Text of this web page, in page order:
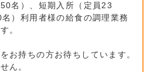
名）、短期入所（定員23
）利用者様の給食の調理業務
。
お持ちの方お待ちしています。
ん。